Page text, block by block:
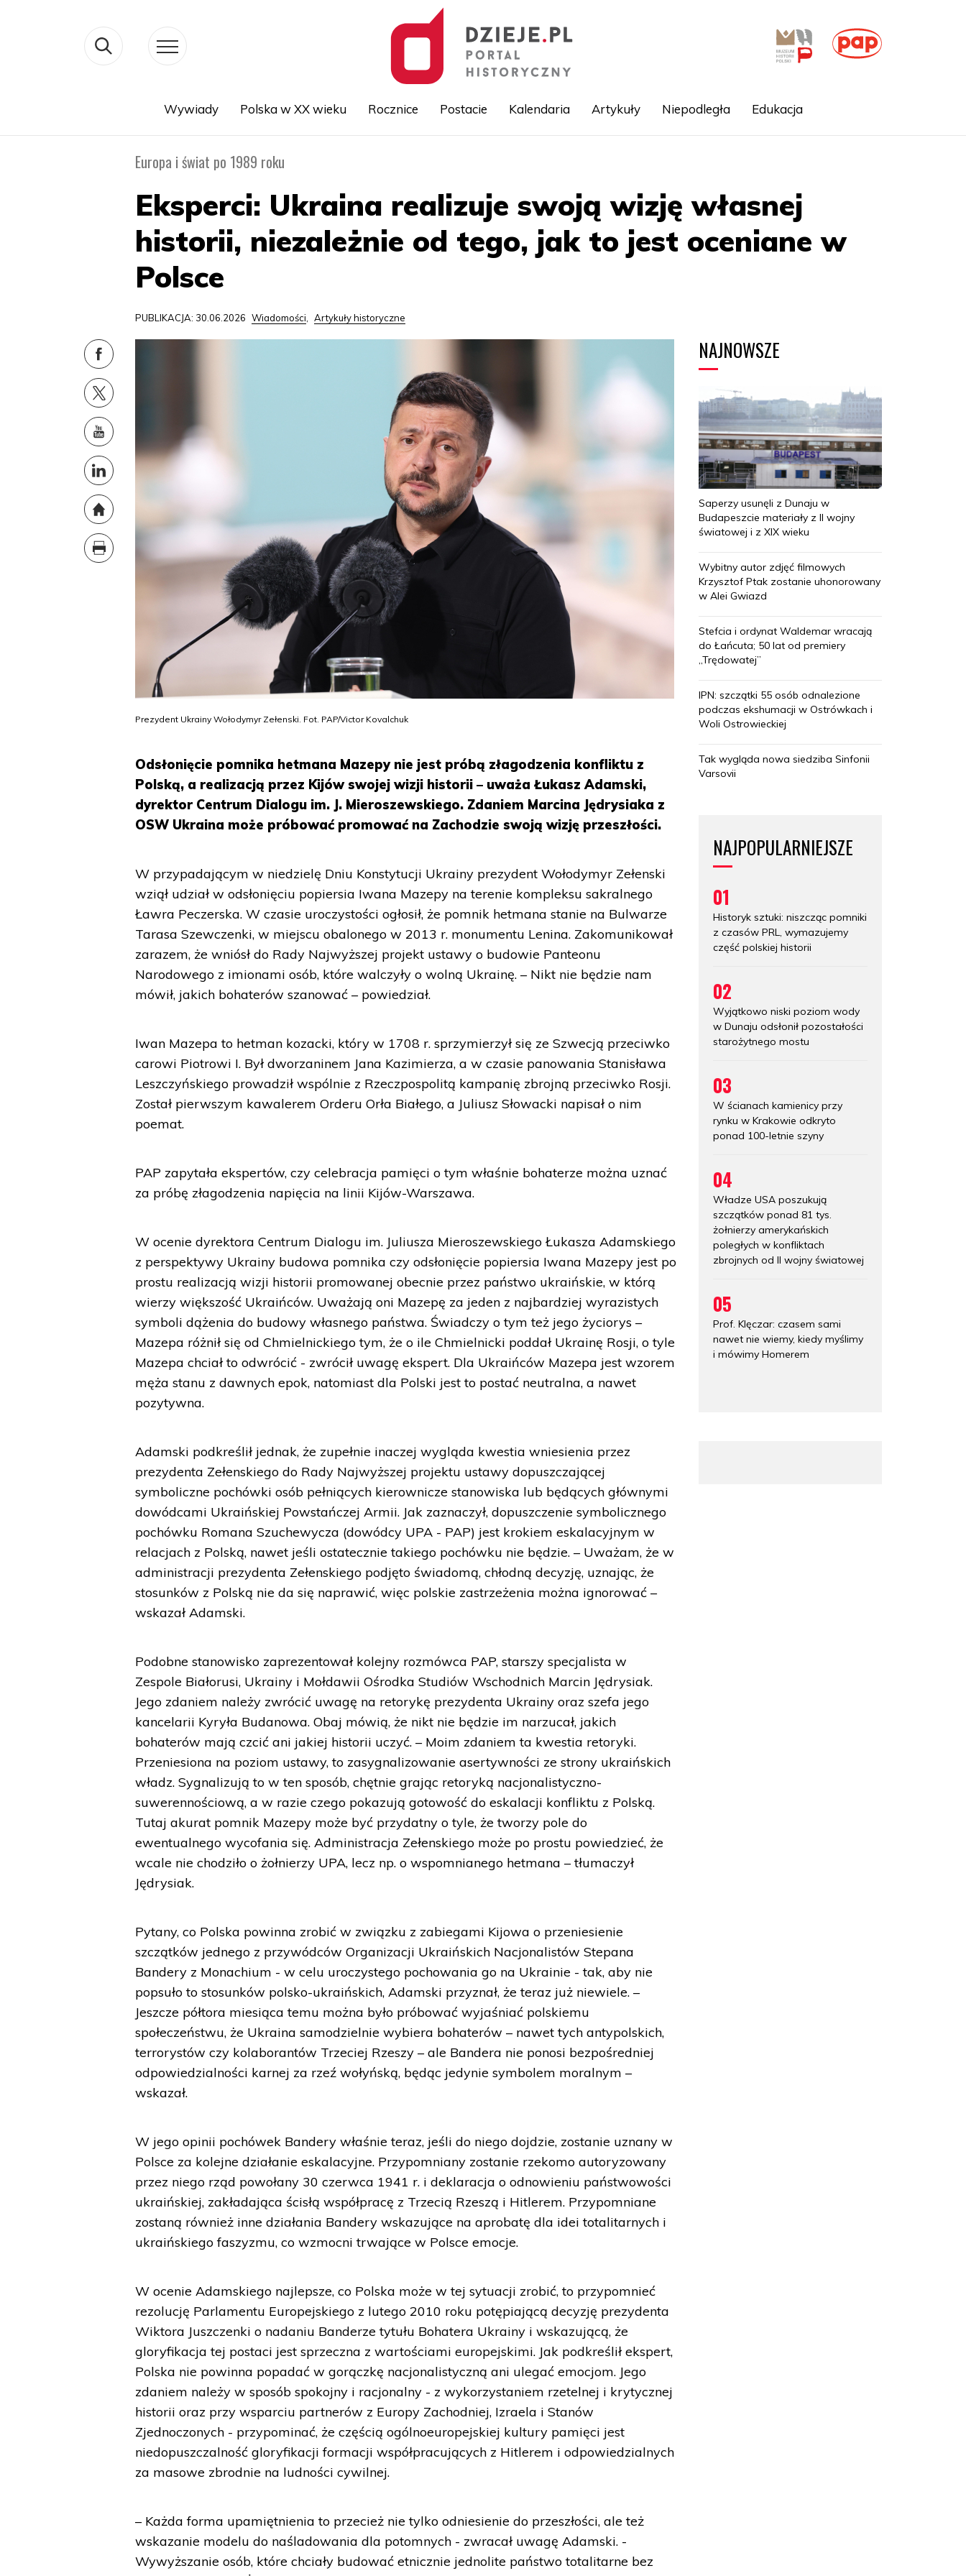
treści
Wywiady Polska w XX wieku Rocznice Postacie Kalendaria Artykuły Niepodległa Edukacja
Europa i świat po 1989 roku
Eksperci: Ukraina realizuje swoją wizję własnej
historii, niezależnie od tego, jak to jest oceniane w
Polsce
PUBLIKACJA: 30.06.2026 Wiadomości, Artykuły historyczne
Prezydent Ukrainy Wołodymyr Zełenski. Fot. PAP/Victor Kovalchuk
Odsłonięcie pomnika hetmana Mazepy nie jest próbą złagodzenia konfliktu z
Polską, a realizacją przez Kijów swojej wizji historii – uważa Łukasz Adamski,
dyrektor Centrum Dialogu im. J. Mieroszewskiego. Zdaniem Marcina Jędrysiaka z
OSW Ukraina może próbować promować na Zachodzie swoją wizję przeszłości.
W przypadającym w niedzielę Dniu Konstytucji Ukrainy prezydent Wołodymyr Zełenski
wziął udział w odsłonięciu popiersia Iwana Mazepy na terenie kompleksu sakralnego
Ławra Peczerska. W czasie uroczystości ogłosił, że pomnik hetmana stanie na Bulwarze
Tarasa Szewczenki, w miejscu obalonego w 2013 r. monumentu Lenina. Zakomunikował
zarazem, że wniósł do Rady Najwyższej projekt ustawy o budowie Panteonu
Narodowego z imionami osób, które walczyły o wolną Ukrainę. – Nikt nie będzie nam
mówił, jakich bohaterów szanować – powiedział.
Iwan Mazepa to hetman kozacki, który w 1708 r. sprzymierzył się ze Szwecją przeciwko
carowi Piotrowi I. Był dworzaninem Jana Kazimierza, a w czasie panowania Stanisława
Leszczyńskiego prowadził wspólnie z Rzeczpospolitą kampanię zbrojną przeciwko Rosji.
Został pierwszym kawalerem Orderu Orła Białego, a Juliusz Słowacki napisał o nim
poemat.
PAP zapytała ekspertów, czy celebracja pamięci o tym właśnie bohaterze można uznać
za próbę złagodzenia napięcia na linii Kijów-Warszawa.
W ocenie dyrektora Centrum Dialogu im. Juliusza Mieroszewskiego Łukasza Adamskiego
z perspektywy Ukrainy budowa pomnika czy odsłonięcie popiersia Iwana Mazepy jest po
prostu realizacją wizji historii promowanej obecnie przez państwo ukraińskie, w którą
wierzy większość Ukraińców. Uważają oni Mazepę za jeden z najbardziej wyrazistych
symboli dążenia do budowy własnego państwa. Świadczy o tym też jego życiorys –
Mazepa różnił się od Chmielnickiego tym, że o ile Chmielnicki poddał Ukrainę Rosji, o tyle
Mazepa chciał to odwrócić - zwrócił uwagę ekspert. Dla Ukraińców Mazepa jest wzorem
męża stanu z dawnych epok, natomiast dla Polski jest to postać neutralna, a nawet
pozytywna.
Adamski podkreślił jednak, że zupełnie inaczej wygląda kwestia wniesienia przez
prezydenta Zełenskiego do Rady Najwyższej projektu ustawy dopuszczającej
symboliczne pochówki osób pełniących kierownicze stanowiska lub będących głównymi
dowódcami Ukraińskiej Powstańczej Armii. Jak zaznaczył, dopuszczenie symbolicznego
pochówku Romana Szuchewycza (dowódcy UPA - PAP) jest krokiem eskalacyjnym w
relacjach z Polską, nawet jeśli ostatecznie takiego pochówku nie będzie. – Uważam, że w
administracji prezydenta Zełenskiego podjęto świadomą, chłodną decyzję, uznając, że
stosunków z Polską nie da się naprawić, więc polskie zastrzeżenia można ignorować –
wskazał Adamski.
Podobne stanowisko zaprezentował kolejny rozmówca PAP, starszy specjalista w
Zespole Białorusi, Ukrainy i Mołdawii Ośrodka Studiów Wschodnich Marcin Jędrysiak.
Jego zdaniem należy zwrócić uwagę na retorykę prezydenta Ukrainy oraz szefa jego
kancelarii Kyryła Budanowa. Obaj mówią, że nikt nie będzie im narzucał, jakich
bohaterów mają czcić ani jakiej historii uczyć. – Moim zdaniem ta kwestia retoryki.
Przeniesiona na poziom ustawy, to zasygnalizowanie asertywności ze strony ukraińskich
władz. Sygnalizują to w ten sposób, chętnie grając retoryką nacjonalistyczno-
suwerennościową, a w razie czego pokazują gotowość do eskalacji konfliktu z Polską.
Tutaj akurat pomnik Mazepy może być przydatny o tyle, że tworzy pole do
ewentualnego wycofania się. Administracja Zełenskiego może po prostu powiedzieć, że
wcale nie chodziło o żołnierzy UPA, lecz np. o wspomnianego hetmana – tłumaczył
Jędrysiak.
Pytany, co Polska powinna zrobić w związku z zabiegami Kijowa o przeniesienie
szczątków jednego z przywódców Organizacji Ukraińskich Nacjonalistów Stepana
Bandery z Monachium - w celu uroczystego pochowania go na Ukrainie - tak, aby nie
popsuło to stosunków polsko-ukraińskich, Adamski przyznał, że teraz już niewiele. –
Jeszcze półtora miesiąca temu można było próbować wyjaśniać polskiemu
społeczeństwu, że Ukraina samodzielnie wybiera bohaterów – nawet tych antypolskich,
terrorystów czy kolaborantów Trzeciej Rzeszy – ale Bandera nie ponosi bezpośredniej
odpowiedzialności karnej za rzeź wołyńską, będąc jedynie symbolem moralnym –
wskazał.
W jego opinii pochówek Bandery właśnie teraz, jeśli do niego dojdzie, zostanie uznany w
Polsce za kolejne działanie eskalacyjne. Przypomniany zostanie rzekomo autoryzowany
przez niego rząd powołany 30 czerwca 1941 r. i deklaracja o odnowieniu państwowości
ukraińskiej, zakładająca ścisłą współpracę z Trzecią Rzeszą i Hitlerem. Przypomniane
zostaną również inne działania Bandery wskazujące na aprobatę dla idei totalitarnych i
ukraińskiego faszyzmu, co wzmocni trwające w Polsce emocje.
W ocenie Adamskiego najlepsze, co Polska może w tej sytuacji zrobić, to przypomnieć
rezolucję Parlamentu Europejskiego z lutego 2010 roku potępiającą decyzję prezydenta
Wiktora Juszczenki o nadaniu Banderze tytułu Bohatera Ukrainy i wskazującą, że
gloryfikacja tej postaci jest sprzeczna z wartościami europejskimi. Jak podkreślił ekspert,
Polska nie powinna popadać w gorączkę nacjonalistyczną ani ulegać emocjom. Jego
zdaniem należy w sposób spokojny i racjonalny - z wykorzystaniem rzetelnej i krytycznej
historii oraz przy wsparciu partnerów z Europy Zachodniej, Izraela i Stanów
Zjednoczonych - przypominać, że częścią ogólnoeuropejskiej kultury pamięci jest
niedopuszczalność gloryfikacji formacji współpracujących z Hitlerem i odpowiedzialnych
za masowe zbrodnie na ludności cywilnej.
– Każda forma upamiętnienia to przecież nie tylko odniesienie do przeszłości, ale też
wskazanie modelu do naśladowania dla potomnych - zwracał uwagę Adamski. -
Wywyższanie osób, które chciały budować etnicznie jednolite państwo totalitarne bez
NAJNOWSZE
Saperzy usunęli z Dunaju w
Budapeszcie materiały z II wojny
światowej i z XIX wieku
Wybitny autor zdjęć filmowych
Krzysztof Ptak zostanie uhonorowany
w Alei Gwiazd
Stefcia i ordynat Waldemar wracają
do Łańcuta; 50 lat od premiery
„Trędowatej”
IPN: szczątki 55 osób odnalezione
podczas ekshumacji w Ostrówkach i
Woli Ostrowieckiej
Tak wygląda nowa siedziba Sinfonii
Varsovii
NAJPOPULARNIEJSZE
01
Historyk sztuki: niszcząc pomniki
z czasów PRL, wymazujemy
część polskiej historii
02
Wyjątkowo niski poziom wody
w Dunaju odsłonił pozostałości
starożytnego mostu
03
W ścianach kamienicy przy
rynku w Krakowie odkryto
ponad 100-letnie szyny
04
Władze USA poszukują
szczątków ponad 81 tys.
żołnierzy amerykańskich
poległych w konfliktach
zbrojnych od II wojny światowej
05
Prof. Klęczar: czasem sami
nawet nie wiemy, kiedy myślimy
i mówimy Homerem